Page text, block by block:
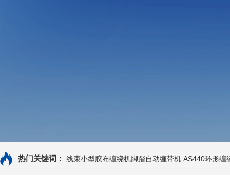
热门关键词： 线束小型胶布缠绕机脚踏自动缠带机 AS440环形缠